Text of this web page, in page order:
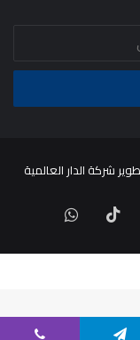
شركة الدار العالمية
‫TikTokواتساب